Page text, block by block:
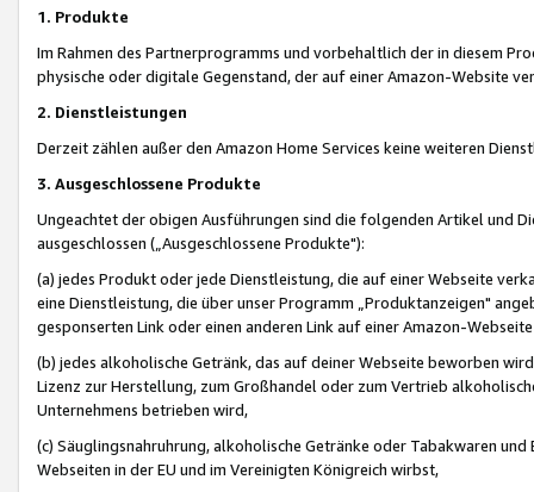
1. Produkte
Im Rahmen des Partnerprogramms und vorbehaltlich der in diesem
physische oder digitale Gegenstand, der auf einer Amazon-Website
2. Dienstleistungen
Derzeit zählen außer den Amazon Home Services keine weiteren
3. Ausgeschlossene Produkte
Ungeachtet der obigen Ausführungen sind die folgenden Artikel und
ausgeschlossen („Ausgeschlossene Produkte"):
(a) jedes Produkt oder jede Dienstleistung, die auf einer Webseite
eine Dienstleistung, die über unser Programm „Produktanzeigen"
gesponserten Link oder einen anderen Link auf einer Amazon-
(b) jedes alkoholische Getränk, das auf deiner Webseite beworben
Lizenz zur Herstellung, zum Großhandel oder zum Vertrieb
Unternehmens betrieben wird,
(c) Säuglingsnahruhrung, alkoholische Getränke oder Tabakwaren
Webseiten in der EU und im Vereinigten Königreich wirbst,